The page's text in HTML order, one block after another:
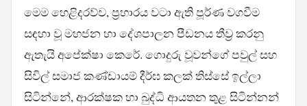
මෙම හෙළිදරව්ව, ප්‍රහාරය වටා ඇති පූර්ණ වගවීම
සඳහා වූ මහජන හා දේශපාලන පීඩනය තීව්‍ර කරනු
ඇතැයි අපේක්ෂා කෙරේ. ගොදුරු වූවන්ගේ පවුල් සහ
සිවිල් සමාජ කණ්ඩායම් දීර්ඝ කලක් තිස්සේ ඉල්ලා
සිටින්නේ, ආරක්ෂක හා බුද්ධි ආයතන තුළ සිටින්නන්